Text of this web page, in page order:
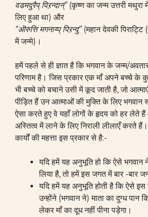
वडमदुरैप् पिऱन्दान्”(कृष्ण का जन्म उत्तरी
लिए हुआ था) और
“ऒरुत्ति मगनाय्प् पिऱन्दु” (महान देवकी
में जन्मे)।
हमें पहले से ही ज्ञात है कि भगवान के जन्म/
परिणाम है। जिस प्रकार एक माँ अपने बच्चे के
भी बच्चे को बचाने उसी में कूद जाती है, जो
पीड़ित हैं उन आत्माओं की मुक्ति के लिए भगवान
ऐसा करते हुए वे यहाँ लोगों के हृदय को हर लेते
अस्तित्व में लाने के लिए निराली लीलाएँ करते
कार्यों की महत्ता इस प्रकार से है:-
यदि हमें यह अनुभूति हो कि ऐसे
लिया है, तो हमें इस जगत में बार -बार
यदि हमें यह अनुभूति होती है कि ऐसे
उन्होंने (भगवान ने) माता का दुग्ध पान
लेकर माँ का दूध नहीं पीना पड़ेगा।